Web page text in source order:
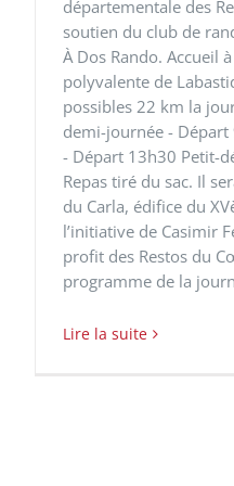
départementale des
soutien du club de
À Dos Rando. Accueil
polyvalente de
possibles 22 km la
demi-journée -
- Départ 13h30 Petit-
Repas tiré du sac. Il
du Carla, édifice du
l’initiative de Casimir
profit des Restos du
programme de la
Lire la suite